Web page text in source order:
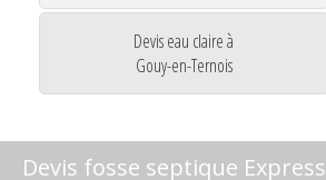
Devis eau claire à
Gouy-en-Ternois
Devis fosse septique Express